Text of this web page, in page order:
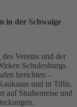
in der Schwaige
Vereins und der
Schulenburgs
berichten –
und in Tiflis.
auf Studienreise und